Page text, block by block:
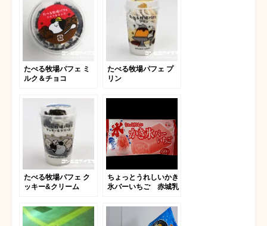
たべる牧場パフェ ミ
ルク＆チョコ
たべる牧場パフェ プ
リン
たべる牧場パフェ ク
ッキー&クリーム
ちょっとうれしいかき
氷バーいちご 赤城乳